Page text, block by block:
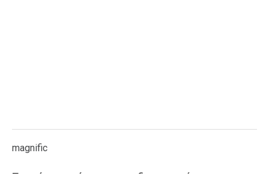
magnific